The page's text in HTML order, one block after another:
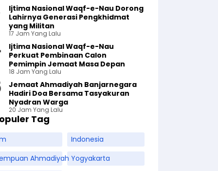
Ijtima Nasional Waqf-e-Nau Dorong
Lahirnya Generasi Pengkhidmat
yang Militan
17 Jam Yang Lalu
Ijtima Nasional Waqf-e-Nau
Perkuat Pembinaan Calon
Pemimpin Jemaat Masa Depan
18 Jam Yang Lalu
Jemaat Ahmadiyah Banjarnegara
Hadiri Doa Bersama Tasyakuran
Nyadran Warga
20 Jam Yang Lalu
Tag
Indonesia
Ahmadiyah Yogyakarta